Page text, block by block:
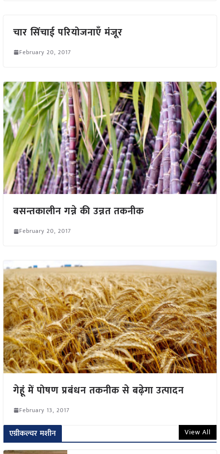
चार सिंचाई परियोजनाएँ मंजूर
February 20, 2017
बसन्तकालीन गन्ने की उन्नत तकनीक
February 20, 2017
गेहूं में पोषण प्रबंधन तकनीक से बढ़ेगा उत्पादन
February 13, 2017
एग्रीकल्चर मशीन View All